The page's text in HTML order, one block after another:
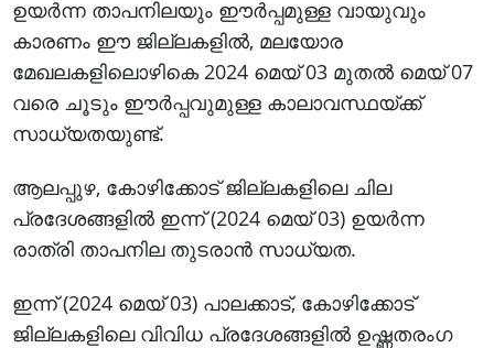
ഉയർന്ന താപനിലയും ഈർപ്പമുള്ള വായുവും
കാരണം ഈ ജില്ലകളിൽ, മലയോര
മേഖലകളിലൊഴികെ 2024 മെയ് 03 മുതൽ മെയ് 07
വരെ ചൂടും ഈർപ്പവുമുള്ള കാലാവസ്ഥയ്ക്ക്
സാധ്യതയുണ്ട്.
ആലപ്പുഴ, കോഴിക്കോട് ജില്ലകളിലെ ചില
പ്രദേശങ്ങളിൽ ഇന്ന് (2024 മെയ് 03) ഉയർന്ന
രാത്രി താപനില തുടരാൻ സാധ്യത.
ഇന്ന് (2024 മെയ് 03) പാലക്കാട്, കോഴിക്കോട്
ജില്ലകളിലെ വിവിധ പ്രദേശങ്ങളിൽ ഉഷ്ണതരംഗ